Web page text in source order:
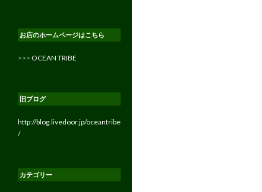
お店のホームページはこちら
>>> OCEAN TRIBE
旧ブログ
http://blog.livedoor.jp/oceantribe
/
カテゴリー